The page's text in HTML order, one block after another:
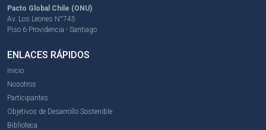
Pacto Global Chile (ONU)
Av. Los Leones N°745
Piso 6 Providencia - Santiago
ENLACES RÁPIDOS
Inicio
Nosotros
Participantes
Objetivos de Desarrollo Sostenible
Biblioteca